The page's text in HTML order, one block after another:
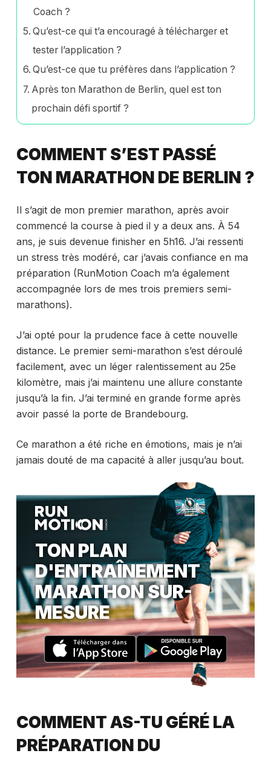
Coach ?
Qu’est-ce qui t’a encouragé à télécharger et
tester l’application ?
Qu’est-ce que tu préfères dans l’application ?
Après ton Marathon de Berlin, quel est ton
prochain défi sportif ?
COMMENT S’EST PASSÉ
TON MARATHON DE BERLIN ?
Il s’agit de mon premier marathon, après avoir
commencé la course à pied il y a deux ans. À 54
ans, je suis devenue finisher en 5h16. J’ai ressenti
un stress très modéré, car j’avais confiance en ma
préparation (RunMotion Coach m’a également
accompagnée lors de mes trois premiers semi-
marathons).
J’ai opté pour la prudence face à cette nouvelle
distance. Le premier semi-marathon s’est déroulé
facilement, avec un léger ralentissement au 25e
kilomètre, mais j’ai maintenu une allure constante
jusqu’à la fin. J’ai terminé en grande forme après
avoir passé la porte de Brandebourg.
Ce marathon a été riche en émotions, mais je n’ai
jamais douté de ma capacité à aller jusqu’au bout.
TON PLAN
D'ENTRAÎNEMENT
MARATHON SUR-
MESURE
COMMENT AS-TU GÉRÉ LA
PRÉPARATION DU